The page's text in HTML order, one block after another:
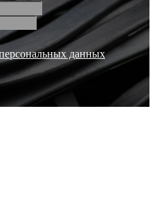
данных